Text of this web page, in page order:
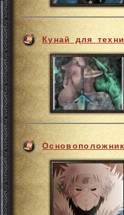
Кунай для